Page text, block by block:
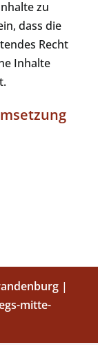
zu
dass die
Recht
Inhalte
|
mitte-